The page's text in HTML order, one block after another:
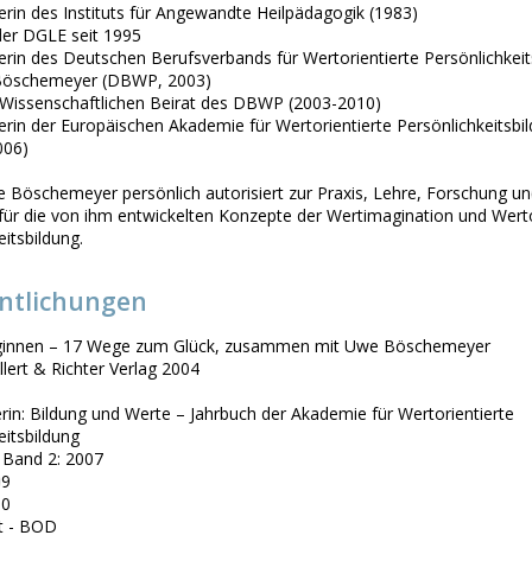
des Instituts für Angewandte Heilpädagogik (1983)
DGLE seit 1995
des Deutschen Berufsverbands für Wertorientierte
(DBWP, 2003)
Beirat des DBWP (2003-2010)
der Europäischen Akademie für Wertorientierte
Böschemeyer persönlich autorisiert zur Praxis, Lehre, Forschung
die von ihm entwickelten Konzepte der Wertimagination und
– 17 Wege zum Glück, zusammen mit Uwe Böschemeyer
& Richter Verlag 2004
Bildung und Werte – Jahrbuch der Akademie für Wertorientierte
2: 2007
- BOD